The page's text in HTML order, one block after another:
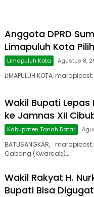
Anggota DPRD
Limapuluh Kota
Limapuluh Kota Agustus 8,
LIMAPULUH KOTA,
Wakil Bupati
ke Jamnas XII
Kabupaten Tanah Datar
BATUSANGKAR,
Cabang (Kwarcab)…
Wakil Rakyat H.
Bupati Bisa Digugat